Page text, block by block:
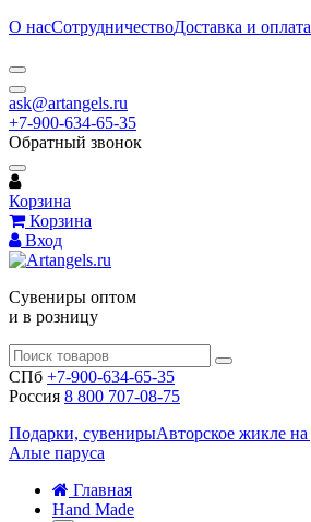
О насСотрудничествоДоставка и оплата
ask@artangels.ru
+7-900-634-65-35
Обратный звонок
Корзина
Корзина
Вход
Сувениры оптом
и в розницу
СПб +7-900-634-65-35
Россия 8 800 707-08-75
Подарки, сувенирыАвторское жикле на
Алые паруса
Главная
Hand Made